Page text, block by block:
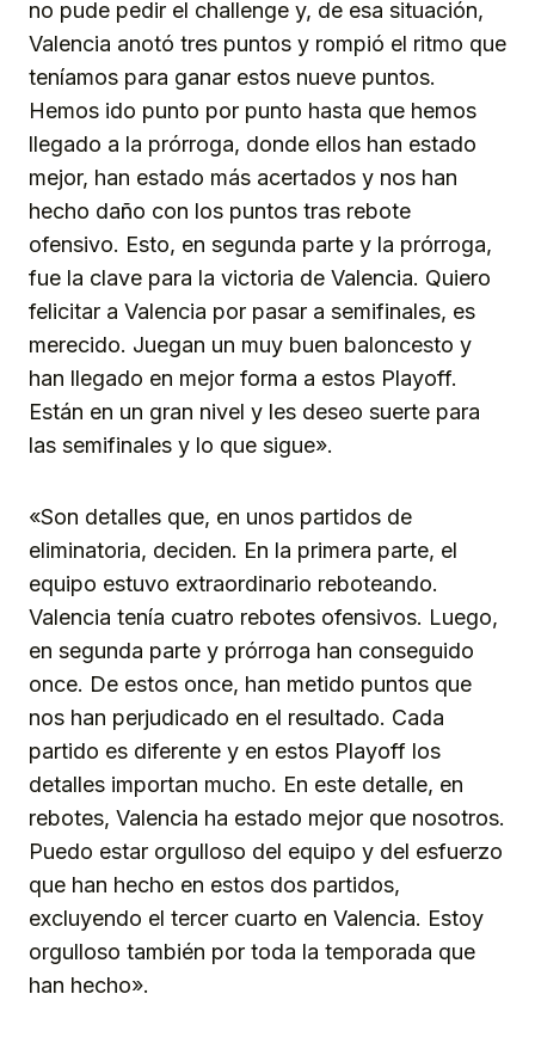
no pude pedir el challenge y, de esa situación,
Valencia anotó tres puntos y rompió el ritmo que
teníamos para ganar estos nueve puntos.
Hemos ido punto por punto hasta que hemos
llegado a la prórroga, donde ellos han estado
mejor, han estado más acertados y nos han
hecho daño con los puntos tras rebote
ofensivo. Esto, en segunda parte y la prórroga,
fue la clave para la victoria de Valencia. Quiero
felicitar a Valencia por pasar a semifinales, es
merecido. Juegan un muy buen baloncesto y
han llegado en mejor forma a estos Playoff.
Están en un gran nivel y les deseo suerte para
las semifinales y lo que sigue».
«Son detalles que, en unos partidos de
eliminatoria, deciden. En la primera parte, el
equipo estuvo extraordinario reboteando.
Valencia tenía cuatro rebotes ofensivos. Luego,
en segunda parte y prórroga han conseguido
once. De estos once, han metido puntos que
nos han perjudicado en el resultado. Cada
partido es diferente y en estos Playoff los
detalles importan mucho. En este detalle, en
rebotes, Valencia ha estado mejor que nosotros.
Puedo estar orgulloso del equipo y del esfuerzo
que han hecho en estos dos partidos,
excluyendo el tercer cuarto en Valencia. Estoy
orgulloso también por toda la temporada que
han hecho».